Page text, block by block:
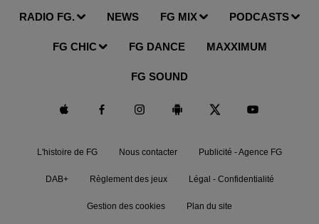
RADIO FG. NEWS FG MIX PODCASTS
FG CHIC FG DANCE MAXXIMUM
FG SOUND
L'histoire de FG Nous contacter Publicité - Agence FG
DAB+ Règlement des jeux Légal - Confidentialité
Gestion des cookies Plan du site